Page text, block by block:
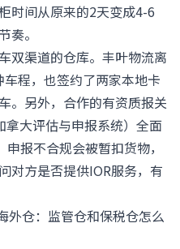
时间从原来的2天变成4-6
奏。
双渠道的仓库。丰叶物流离
程，也签约了两家本地卡
。另外，合作的有资质报关
大评估与申报系统）全面
报不合规会被暂扣货物，
对方是否提供IOR服务，有
外仓：监管仓和保税仓怎么